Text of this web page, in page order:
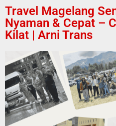
Travel Magelang
Nyaman & Cepat –
Kilat | Arni Trans